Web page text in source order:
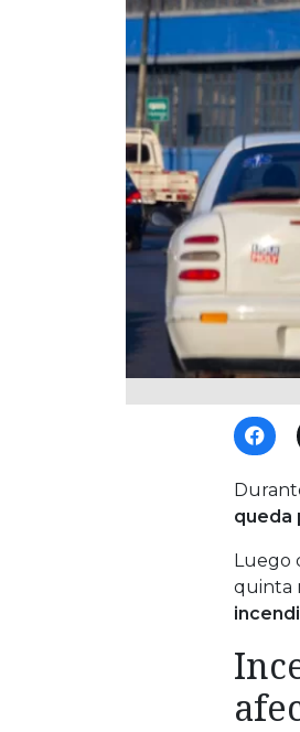
queda
Luego
quinta